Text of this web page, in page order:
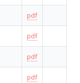
pdf
pdf
pdf
pdf